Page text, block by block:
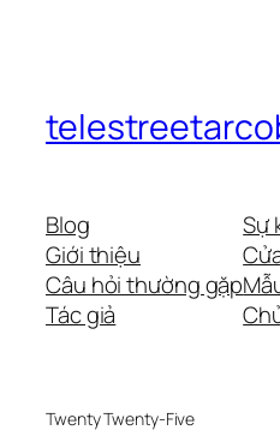
Blog
Giới thiệu
Câu hỏi thường gặp
Tác giả
Sự
Twenty Twenty-Five